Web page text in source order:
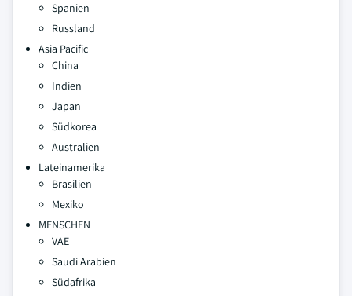
Spanien
Russland
Asia Pacific
China
Indien
Japan
Südkorea
Australien
Lateinamerika
Brasilien
Mexiko
MENSCHEN
VAE
Saudi Arabien
Südafrika